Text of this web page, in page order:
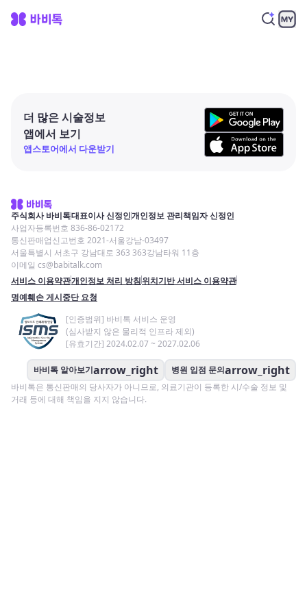
더 많은 시술정보
앱에서 보기
앱스토어에서 다운받기
주식회사 바비톡대표이사 신정인개인정보 관리책임자 신정인
사업자등록번호 836-86-02172
통신판매업신고번호 2021-서울강남-03497
서울특별시 서초구 강남대로 363 363강남타워 11층
이메일 cs@babitalk.com
서비스 이용약관개인정보 처리 방침위치기반 서비스 이용약관
명예훼손 게시중단 요청
[인증범위] 바비톡 서비스 운영
(심사받지 않은 물리적 인프라 제외)
[유효기간] 2024.02.07 ~ 2027.02.06
바비톡 알아보기arrow_right 병원 입점 문의arrow_right
바비톡은 통신판매의 당사자가 아니므로, 의료기관이 등록한 시/수술 정보 및
거래 등에 대해 책임을 지지 않습니다.